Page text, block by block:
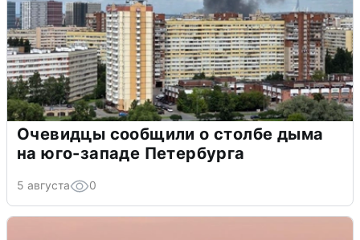
Очевидцы сообщили о столбе дыма
на юго-западе Петербурга
5 августа 0